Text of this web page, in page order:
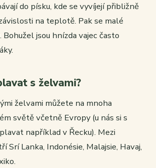
do písku, kde se vyvíjejí přibližně
na teplotě. Pak se malé
jsou hnízda vajec často
s želvami?
želvami můžete na mnoha
světě včetně Evropy (u nás si s
například v Řecku). Mezi
Srí Lanka, Indonésie, Malajsie, Havaj,